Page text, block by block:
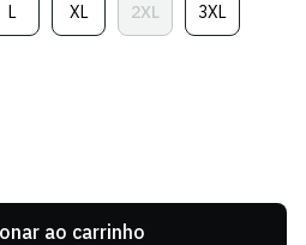
LVariante
Esgotada
XLVariante
Esgotada
2XLVariante
Esgotada
3XLVariante
Esgotada
ao carrinho